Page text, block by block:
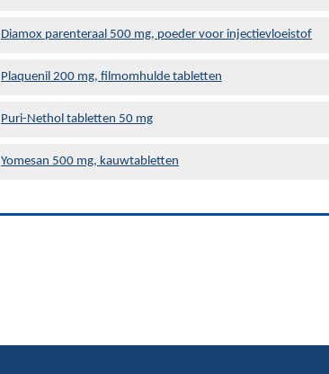
Diamox parenteraal 500 mg, poeder voor injectievloeistof
Plaquenil 200 mg, filmomhulde tabletten
Puri-Nethol tabletten 50 mg
Yomesan 500 mg, kauwtabletten